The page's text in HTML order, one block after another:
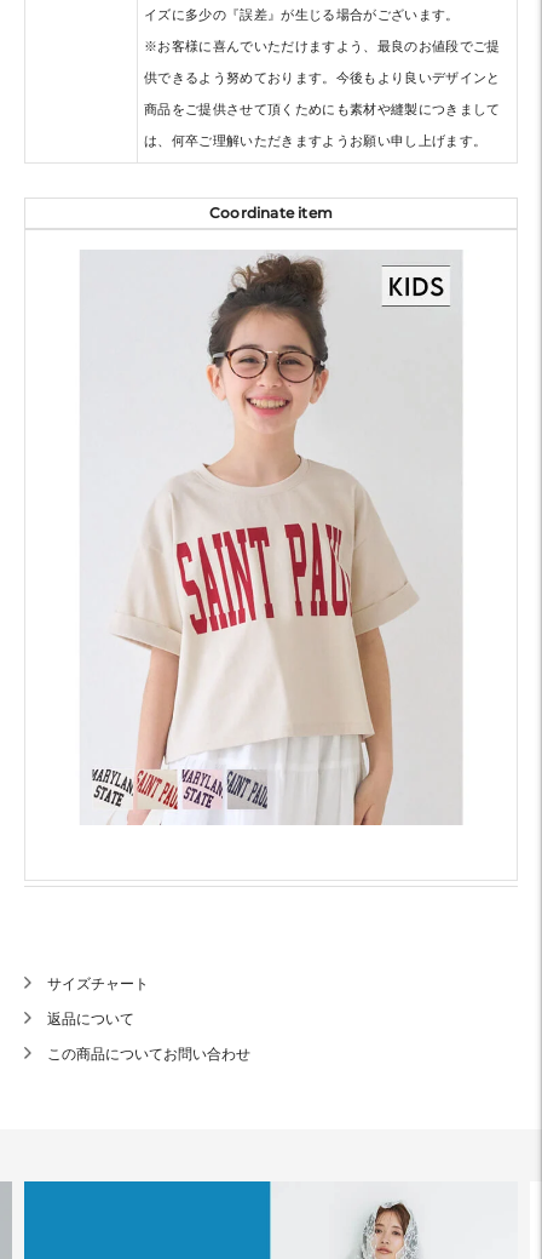
イズに多少の『誤差』が生じる場合がございます。
※お客様に喜んでいただけますよう、最良のお値段でご提
供できるよう努めております。今後もより良いデザインと
商品をご提供させて頂くためにも素材や縫製につきまして
は、何卒ご理解いただきますようお願い申し上げます。
Coordinate item
サイズチャート
返品について
この商品についてお問い合わせ